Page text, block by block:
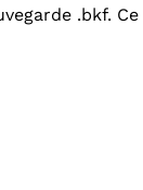
.bkf. Ce